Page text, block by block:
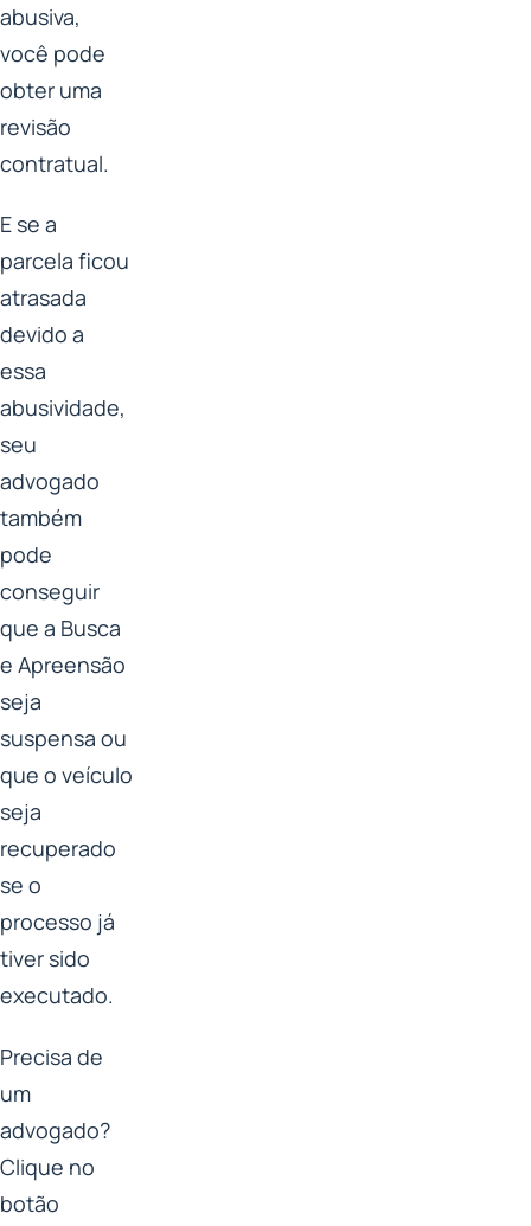
abusiva,
você pode
obter uma
revisão
contratual.
E se a
parcela ficou
atrasada
devido a
essa
abusividade,
seu
advogado
também
pode
conseguir
que a Busca
e Apreensão
seja
suspensa ou
que o veículo
seja
recuperado
se o
processo já
tiver sido
executado.
Precisa de
um
advogado?
Clique no
botão